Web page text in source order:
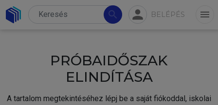
search person BELÉPÉS menu
PRÓBAIDŐSZAK
ELINDÍTÁSA
A tartalom megtekintéséhez lépj be a saját fiókoddal, iskolai